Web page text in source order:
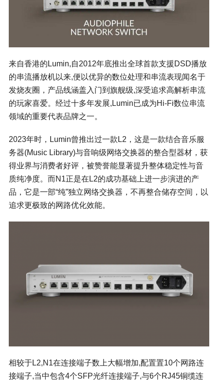
来自香港的Lumin,自2012年底推出全球首款支援DSD播放
的串流播放机以来,便以优异的数位处理和串流表现闻名于
发烧友圈，产品线涵盖入门到旗舰级,深受追求高解析串流
的玩家喜爱。经过十多年发展,Lumin已成为Hi-Fi数位串流
领域的重要代表品牌之一。
2023年时，Lumin曾推出过一款L2，这是一款结合音乐服
务器(Music Library)与音响级网络交换器的整合型器材，获
得业界与消费者好评，被赞誉能显著提升整体稳定性与音
质纯净度。而N1正是在L2的成功基础上进一步演进的产
品，它是一部“纯”独立网络交换器，不再整合储存空间，以
追求更极致的网路优化效能。
相较于L2,N1在连接端子数上大幅增加,配置置10个网路连
接端子,当中包含4个SFP光纤连接端子,与6个RJ45铜缆连